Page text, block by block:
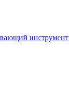
инструмент